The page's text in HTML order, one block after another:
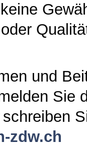
und
Sie
zdw.ch